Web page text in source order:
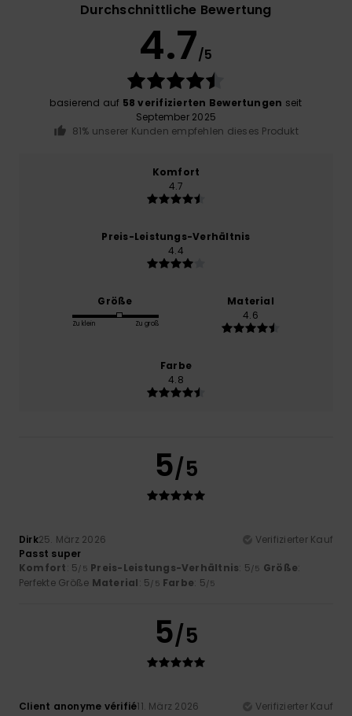
Durchschnittliche Bewertung
4.7/5
basierend auf 58 verifizierten Bewertungen seit
September 2025
81% unserer Kunden empfehlen dieses Produkt
Komfort
4.7
Preis-Leistungs-Verhältnis
4.4
Größe
Zu klein Zu groß
Material
4.6
Farbe
4.8
5/5
Dirk25. März 2026
Verifizierter Kauf
Passt super
Komfort: 5/5 Preis-Leistungs-Verhältnis: 5/5 Größe:
Perfekte Größe Material: 5/5 Farbe: 5/5
5/5
Client anonyme vérifié11. März 2026
Verifizierter Kauf